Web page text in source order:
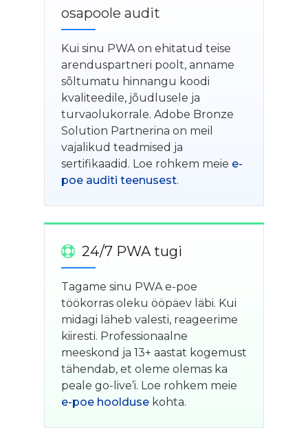
osapoole audit
Kui sinu PWA on ehitatud teise
arenduspartneri poolt, anname
sõltumatu hinnangu koodi
kvaliteedile, jõudlusele ja
turvaolukorrale. Adobe Bronze
Solution Partnerina on meil
vajalikud teadmised ja
sertifikaadid. Loe rohkem meie e-
poe auditi teenusest.
24/7 PWA tugi
Tagame sinu PWA e-poe
töökorras oleku ööpäev läbi. Kui
midagi läheb valesti, reageerime
kiiresti. Professionaalne
meeskond ja 13+ aastat kogemust
tähendab, et oleme olemas ka
peale go-live’i. Loe rohkem meie
e-poe hoolduse kohta.